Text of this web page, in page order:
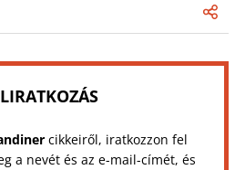
cikkeiről, iratkozzon fel
a nevét és az e-mail-címét, és